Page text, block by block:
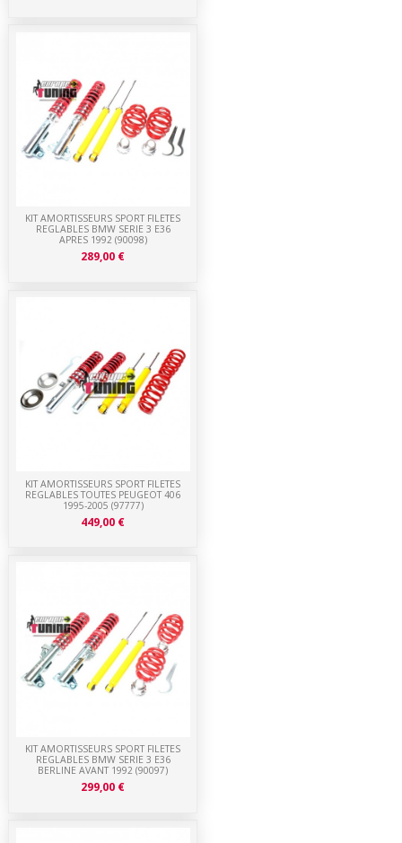
KIT AMORTISSEURS SPORT FILETES
REGLABLES BMW SERIE 3 E36
BERLINE AVANT 1992 (90097)
299,00 €
KIT AMORTISSEURS SPORT FILETES
REGLABLES TOUTES PEUGEOT 406
1995-2005 (97777)
449,00 €
KIT AMORTISSEURS SPORT FILETES
REGLABLES BMW SERIE 3 E36
APRES 1992 (90098)
289,00 €